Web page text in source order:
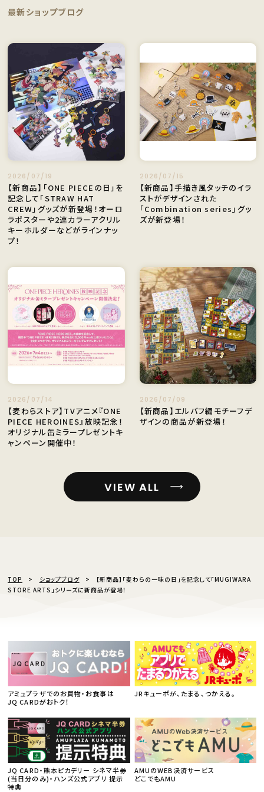
最新ショップブログ
2026/07/19
【新商品】「ONE PIECEの日」を
記念して「STRAW HAT
CREW」グッズが新登場！オーロ
ラポスターや2連カラーアクリル
キーホルダーなどがラインナッ
プ！
2026/07/15
【新商品】手描き風タッチのイラ
ストがデザインされた
「Combination series」グッ
ズが新登場！
2026/07/14
【麦わらストア】TVアニメ『ONE
PIECE HEROINES』放映記念！
オリジナル缶ミラープレゼントキ
ャンペーン開催中！
2026/07/09
【新商品】エルバフ編モチーフデ
ザインの商品が新登場！
VIEW ALL
TOP ショップブログ
【新商品】「麦わらの一味の日」を記念して「MUGIWARA
STORE ARTS」シリーズに新商品が登場！
アミュプラザでのお買物・お食事は
JQ CARDがおトク！
JRキューポが、たまる、つかえる。
JQ CARD・熊本ピカデリー シネマ半券
(当日分のみ)・ハンズ公式アプリ 提示
特典
AMUのWEB決済サービス
どこでもAMU